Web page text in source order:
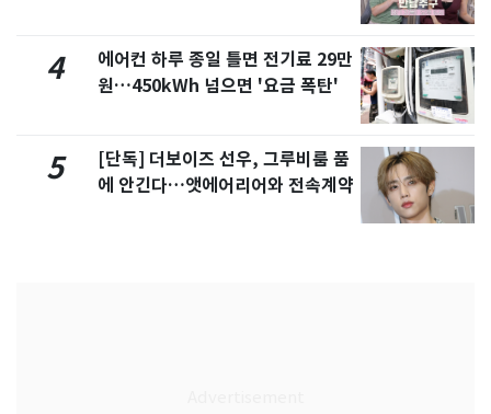
4
에어컨 하루 종일 틀면 전기료 29만
원…450kWh 넘으면 '요금 폭탄'
5
[단독] 더보이즈 선우, 그루비룸 품
에 안긴다…앳에어리어와 전속계약